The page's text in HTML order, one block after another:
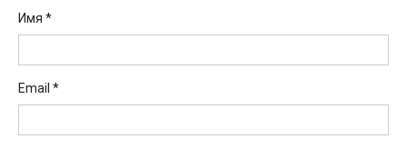
Имя *
Email *